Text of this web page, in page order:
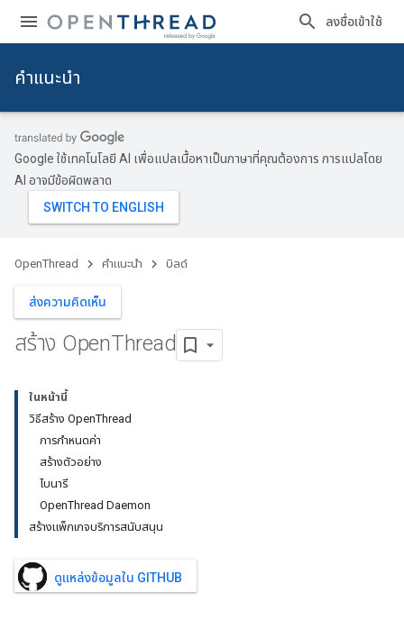
ลงชื่อเข้าใช้
คำแนะนำ
Google ใช้เทคโนโลยี AI เพื่อแปลเนื้อหาเป็นภาษาที่คุณต้องการ การแปลโดย
AI อาจมีข้อผิดพลาด
OpenThread คำแนะนำ บิลด์
ส่งความคิดเห็น
สร้าง OpenThread
ในหน้านี้
วิธีสร้าง OpenThread
การกำหนดค่า
สร้างตัวอย่าง
ไบนารี
OpenThread Daemon
สร้างแพ็กเกจบริการสนับสนุน
ดูแหล่งข้อมูลใน GITHUB